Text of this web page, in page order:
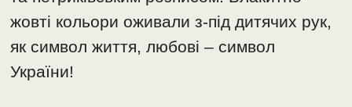
жовті кольори оживали з-під дитячих рук,
як символ життя, любові – символ
України!